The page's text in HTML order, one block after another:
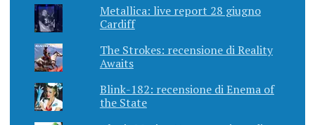
Metallica: live report 28 giugno
Cardiff
The Strokes: recensione di Reality
Awaits
Blink-182: recensione di Enema of
the State